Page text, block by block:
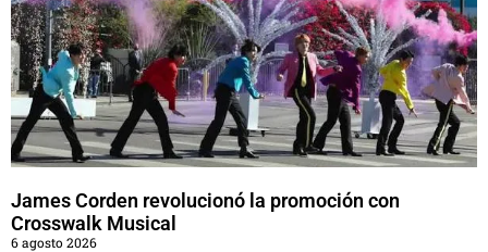
James Corden revolucionó la promoción con
Crosswalk Musical
6 agosto 2026